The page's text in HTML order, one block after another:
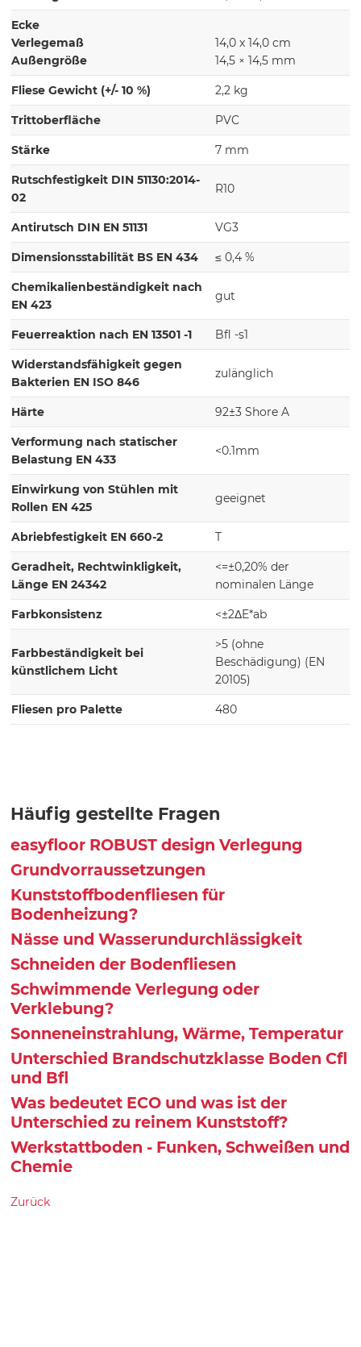
Ecke
Verlegemaß
Außengröße
14,0 x 14,0 cm
14,5 × 14,5 mm
Fliese Gewicht (+/- 10 %) 2,2 kg
Trittoberfläche PVC
Stärke 7 mm
Rutschfestigkeit DIN 51130:2014-
02
R10
Antirutsch DIN EN 51131 VG3
Dimensionsstabilität BS EN 434 ≤ 0,4 %
Chemikalienbeständigkeit nach
EN 423
gut
Feuerreaktion nach EN 13501 -1 Bfl -s1
Widerstandsfähigkeit gegen
Bakterien EN ISO 846
zulänglich
Härte 92±3 Shore A
Verformung nach statischer
Belastung EN 433
<0.1mm
Einwirkung von Stühlen mit
Rollen EN 425
geeignet
Abriebfestigkeit EN 660-2 T
Geradheit, Rechtwinkligkeit,
Länge EN 24342
<=±0,20% der
nominalen Länge
Farbkonsistenz <±2ΔE*ab
Farbbeständigkeit bei
künstlichem Licht
>5 (ohne
Beschädigung) (EN
20105)
Fliesen pro Palette 480
Häufig gestellte Fragen
easyfloor ROBUST design Verlegung
Grundvorraussetzungen
Kunststoffbodenfliesen für
Bodenheizung?
Nässe und Wasserundurchlässigkeit
Schneiden der Bodenfliesen
Schwimmende Verlegung oder
Verklebung?
Sonneneinstrahlung, Wärme, Temperatur
Unterschied Brandschutzklasse Boden Cfl
und Bfl
Was bedeutet ECO und was ist der
Unterschied zu reinem Kunststoff?
Werkstattboden - Funken, Schweißen und
Chemie
Zurück